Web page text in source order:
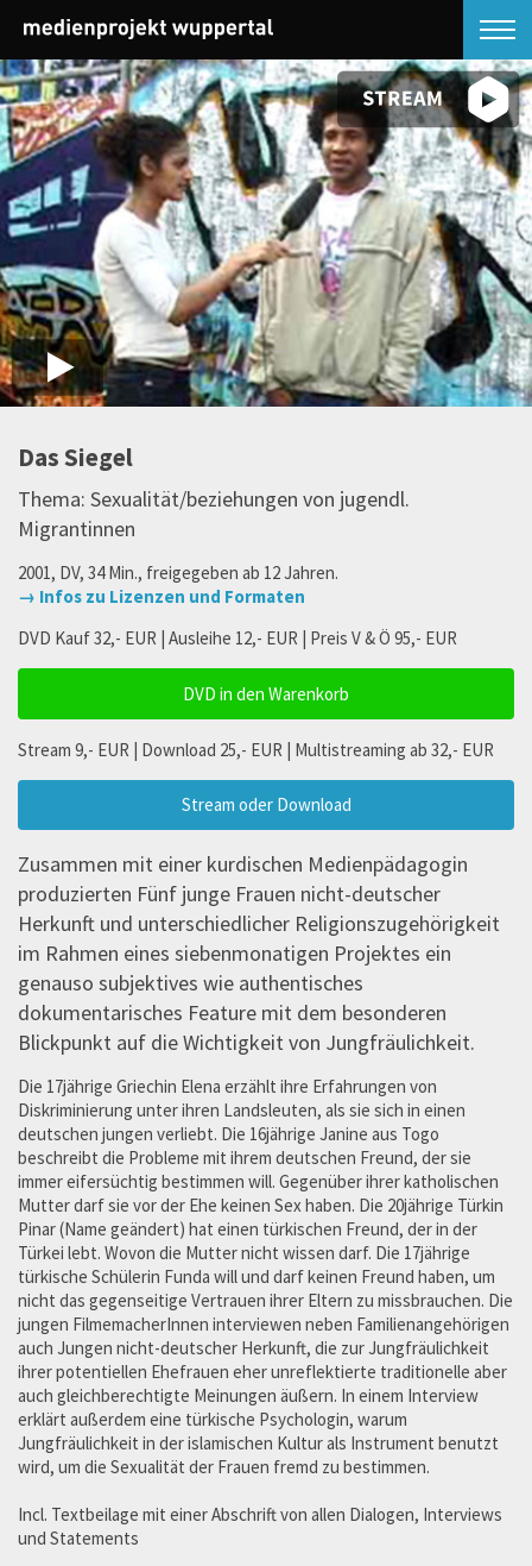
Das Siegel
Thema: Sexualität/beziehungen von jugendl.
Migrantinnen
2001, DV, 34 Min., freigegeben ab 12 Jahren.
→ Infos zu Lizenzen und Formaten
DVD Kauf 32,- EUR | Ausleihe 12,- EUR | Preis V & Ö 95,- EUR
DVD in den Warenkorb
Stream 9,- EUR | Download 25,- EUR | Multistreaming ab 32,- EUR
Stream oder Download
Zusammen mit einer kurdischen Medienpädagogin
produzierten Fünf junge Frauen nicht-deutscher
Herkunft und unterschiedlicher Religionszugehörigkeit
im Rahmen eines siebenmonatigen Projektes ein
genauso subjektives wie authentisches
dokumentarisches Feature mit dem besonderen
Blickpunkt auf die Wichtigkeit von Jungfräulichkeit.
Die 17jährige Griechin Elena erzählt ihre Erfahrungen von
Diskriminierung unter ihren Landsleuten, als sie sich in einen
deutschen jungen verliebt. Die 16jährige Janine aus Togo
beschreibt die Probleme mit ihrem deutschen Freund, der sie
immer eifersüchtig bestimmen will. Gegenüber ihrer katholischen
Mutter darf sie vor der Ehe keinen Sex haben. Die 20jährige Türkin
Pinar (Name geändert) hat einen türkischen Freund, der in der
Türkei lebt. Wovon die Mutter nicht wissen darf. Die 17jährige
türkische Schülerin Funda will und darf keinen Freund haben, um
nicht das gegenseitige Vertrauen ihrer Eltern zu missbrauchen. Die
jungen FilmemacherInnen interviewen neben Familienangehörigen
auch Jungen nicht-deutscher Herkunft, die zur Jungfräulichkeit
ihrer potentiellen Ehefrauen eher unreflektierte traditionelle aber
auch gleichberechtigte Meinungen äußern. In einem Interview
erklärt außerdem eine türkische Psychologin, warum
Jungfräulichkeit in der islamischen Kultur als Instrument benutzt
wird, um die Sexualität der Frauen fremd zu bestimmen.
Incl. Textbeilage mit einer Abschrift von allen Dialogen, Interviews
und Statements